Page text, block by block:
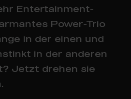
Entertainment-
Power-Trio
in der einen und
in der anderen
Jetzt drehen sie